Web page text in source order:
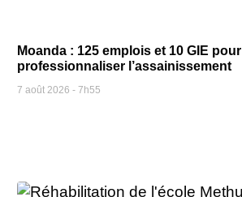
Moanda : 125 emplois et 10 GIE pour
professionnaliser l’assainissement
7 août 2026 7h55